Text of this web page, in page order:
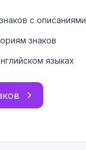
с описаниями
знаков
языках